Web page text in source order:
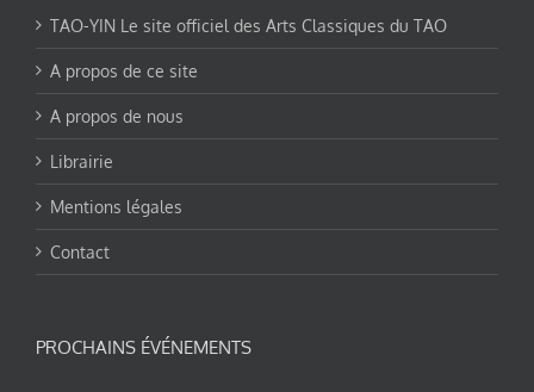
TAO-YIN Le site officiel des Arts Classiques du TAO
A propos de ce site
A propos de nous
Librairie
Mentions légales
Contact
PROCHAINS ÉVÉNEMENTS